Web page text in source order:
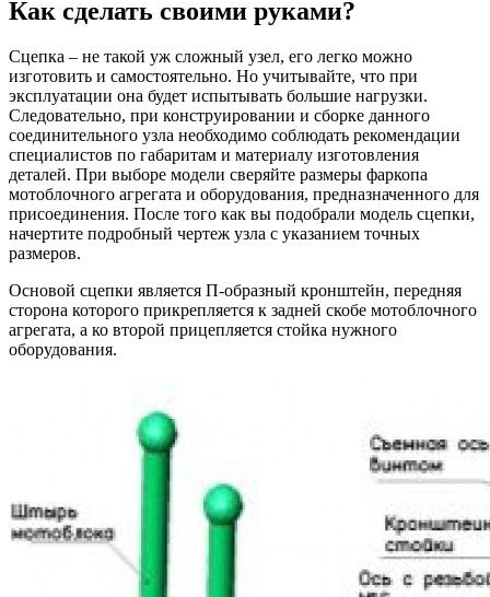
Как сделать своими руками?
Сцепка – не такой уж сложный узел, его легко можно
изготовить и самостоятельно. Но учитывайте, что при
эксплуатации она будет испытывать большие нагрузки.
Следовательно, при конструировании и сборке данного
соединительного узла необходимо соблюдать рекомендации
специалистов по габаритам и материалу изготовления
деталей. При выборе модели сверяйте размеры фаркопа
мотоблочного агрегата и оборудования, предназначенного для
присоединения. После того как вы подобрали модель сцепки,
начертите подробный чертеж узла с указанием точных
размеров.
Основой сцепки является П-образный кронштейн, передняя
сторона которого прикрепляется к задней скобе мотоблочного
агрегата, а ко второй прицепляется стойка нужного
оборудования.